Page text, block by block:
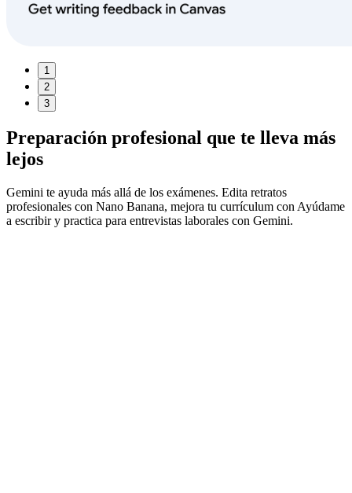
1
2
3
Preparación profesional que te lleva más
lejos
Gemini te ayuda más allá de los exámenes. Edita retratos
profesionales con Nano Banana, mejora tu currículum con Ayúdame
a escribir y practica para entrevistas laborales con Gemini.